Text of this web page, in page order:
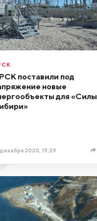
поставили под
новые
для «Силы
2020, 15:29